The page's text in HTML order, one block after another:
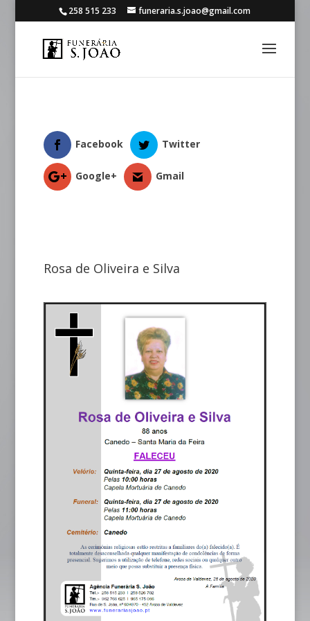
258 515 233 funeraria.s.joao@gmail.com
Facebook Twitter
Google+ Gmail
Rosa de Oliveira e Silva